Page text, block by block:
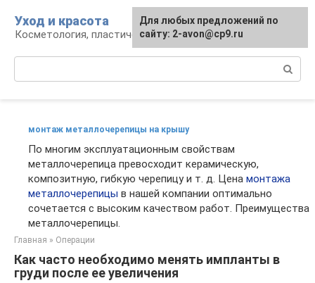
контенту
Уход и красота
Косметология, пластическая хирургия, уход
монтаж металлочерепицы на крышу
По многим эксплуатационным свойствам
металлочерепица превосходит керамическую,
композитную, гибкую черепицу и т. д. Цена монтажа
металлочерепицы в нашей компании оптимально
сочетается с высоким качеством работ. Преимущества
металлочерепицы.
Главная » Операции
Как часто необходимо менять импланты в
груди после ее увеличения
Для любых предложений по
сайту: 2-avon@cp9.ru